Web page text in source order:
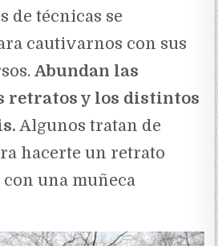
de técnicas se
cautivarnos con sus
Abundan las
retratos y los distintos
Algunos tratan de
hacerte un retrato
una muñeca